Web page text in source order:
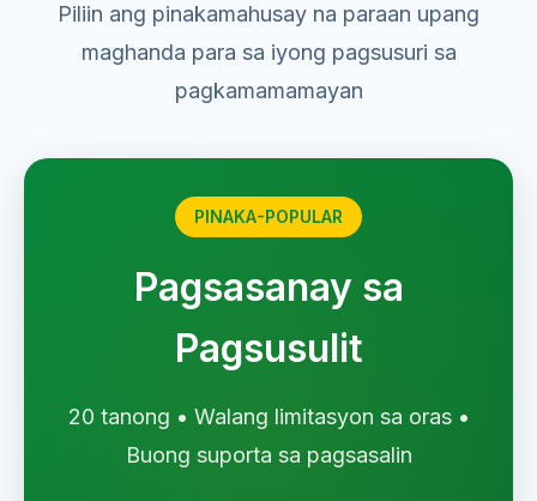
Piliin ang pinakamahusay na paraan upang
maghanda para sa iyong pagsusuri sa
pagkamamamayan
PINAKA-POPULAR
Pagsasanay sa
Pagsusulit
20 tanong • Walang limitasyon sa oras •
Buong suporta sa pagsasalin